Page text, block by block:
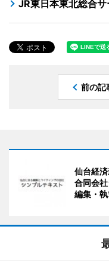
JR東日本東北総合サ
前の記
仙台経
合同会
編集・